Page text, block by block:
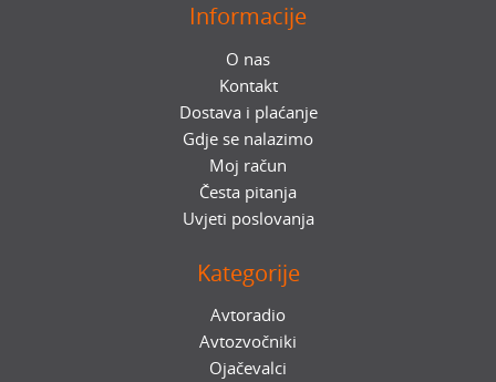
Informacije
O nas
Kontakt
Dostava i plaćanje
Gdje se nalazimo
Moj račun
Česta pitanja
Uvjeti poslovanja
Kategorije
Avtoradio
Avtozvočniki
Ojačevalci